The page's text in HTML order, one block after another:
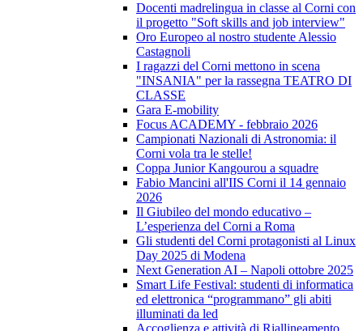
Docenti madrelingua in classe al Corni con
il progetto "Soft skills and job interview"
Oro Europeo al nostro studente Alessio
Castagnoli
I ragazzi del Corni mettono in scena
"INSANIA" per la rassegna TEATRO DI
CLASSE
Gara E-mobility
Focus ACADEMY - febbraio 2026
Campionati Nazionali di Astronomia: il
Corni vola tra le stelle!
Coppa Junior Kangourou a squadre
Fabio Mancini all'IIS Corni il 14 gennaio
2026
Il Giubileo del mondo educativo –
L’esperienza del Corni a Roma
Gli studenti del Corni protagonisti al Linux
Day 2025 di Modena
Next Generation AI – Napoli ottobre 2025
Smart Life Festival: studenti di informatica
ed elettronica “programmano” gli abiti
illuminati da led